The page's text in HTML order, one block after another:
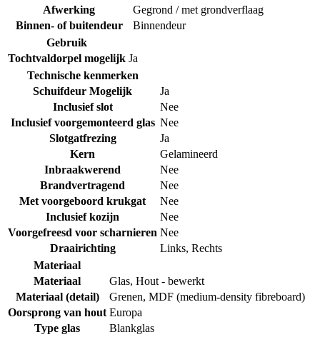
Afwerking
Gegrond / met grondverflaag
Binnen- of buitendeur
Binnendeur
Gebruik
Tochtvaldorpel mogelijk Ja
Technische kenmerken
Schuifdeur Mogelijk
Ja
Inclusief slot
Nee
Inclusief voorgemonteerd glas Nee
Slotgatfrezing
Ja
Kern
Gelamineerd
Inbraakwerend
Nee
Brandvertragend
Nee
Met voorgeboord krukgat
Nee
Inclusief kozijn
Nee
Voorgefreesd voor scharnieren Nee
Draairichting
Links, Rechts
Materiaal
Materiaal
Glas, Hout - bewerkt
Materiaal (detail)
Grenen, MDF (medium-density fibreboard)
Oorsprong van hout Europa
Type glas
Blankglas